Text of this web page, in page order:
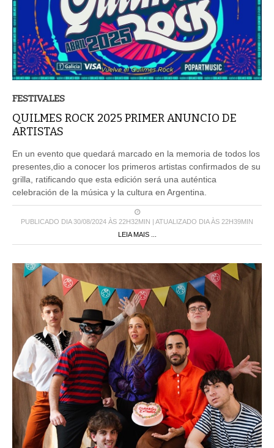
FESTIVALES
QUILMES ROCK 2025 PRIMER ANUNCIO DE
ARTISTAS
En un evento que quedará marcado en la memoria de todos los
presentes,dio a conocer los primeros artistas confirmados de su
grilla, ratificando que esta edición será una auténtica
celebración de la música y la cultura en Argentina.
PUBLICADO DIA 30/08/2024 ÀS 22H32MIN | ATUALIZADO DIA ÀS 22H39MIN
LEIA MAIS ...